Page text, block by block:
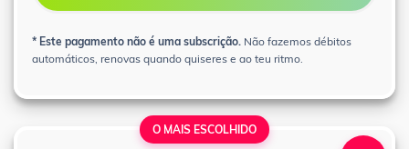
* Este pagamento não é uma subscrição. Não fazemos débitos
automáticos, renovas quando quiseres e ao teu ritmo.
O MAIS ESCOLHIDO